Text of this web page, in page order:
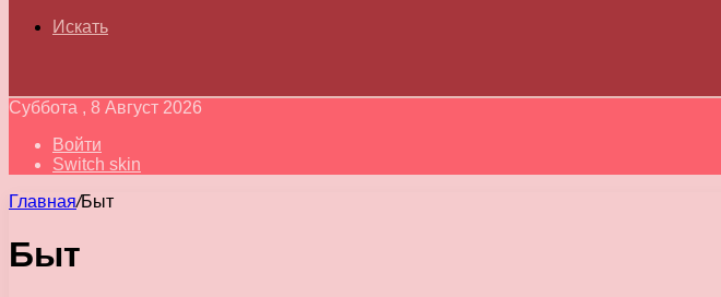
Искать
Суббота , 8 Август 2026
Войти
Switch skin
Главная/Быт
Быт